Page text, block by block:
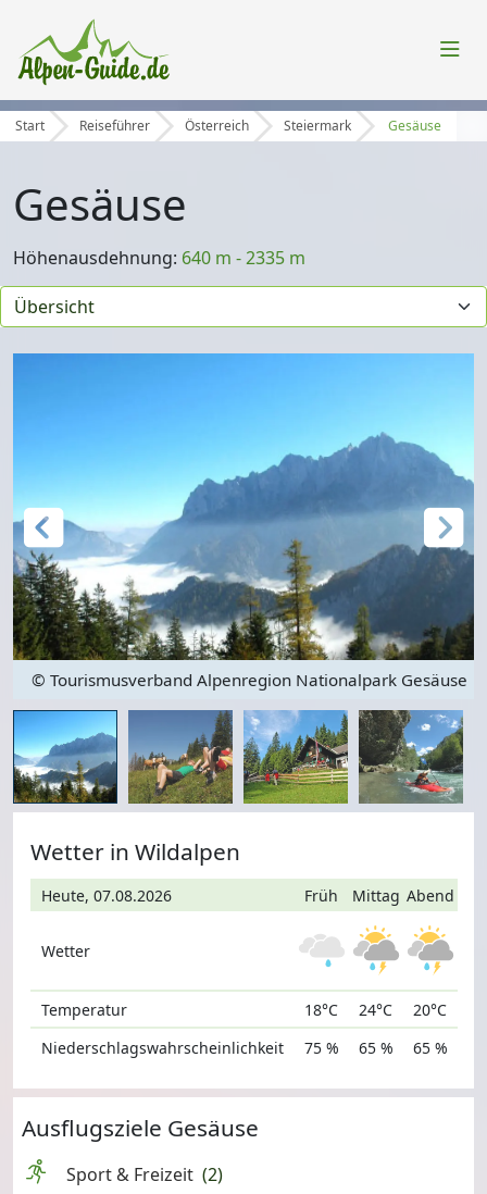
Start Reiseführer Österreich Steiermark Gesäuse
Gesäuse
Höhenausdehnung: 640 m - 2335 m
© Tourismusverband Alpenregion Nationalpark Gesäuse
Wetter in Wildalpen
Heute, 07.08.2026
Wetter
Temperatur
Niederschlagswahrscheinlichkeit
Früh
18°C
75 %
Mittag
24°C
65 %
Abend
20°C
65 %
Ausflugsziele Gesäuse
Sport & Freizeit (2)